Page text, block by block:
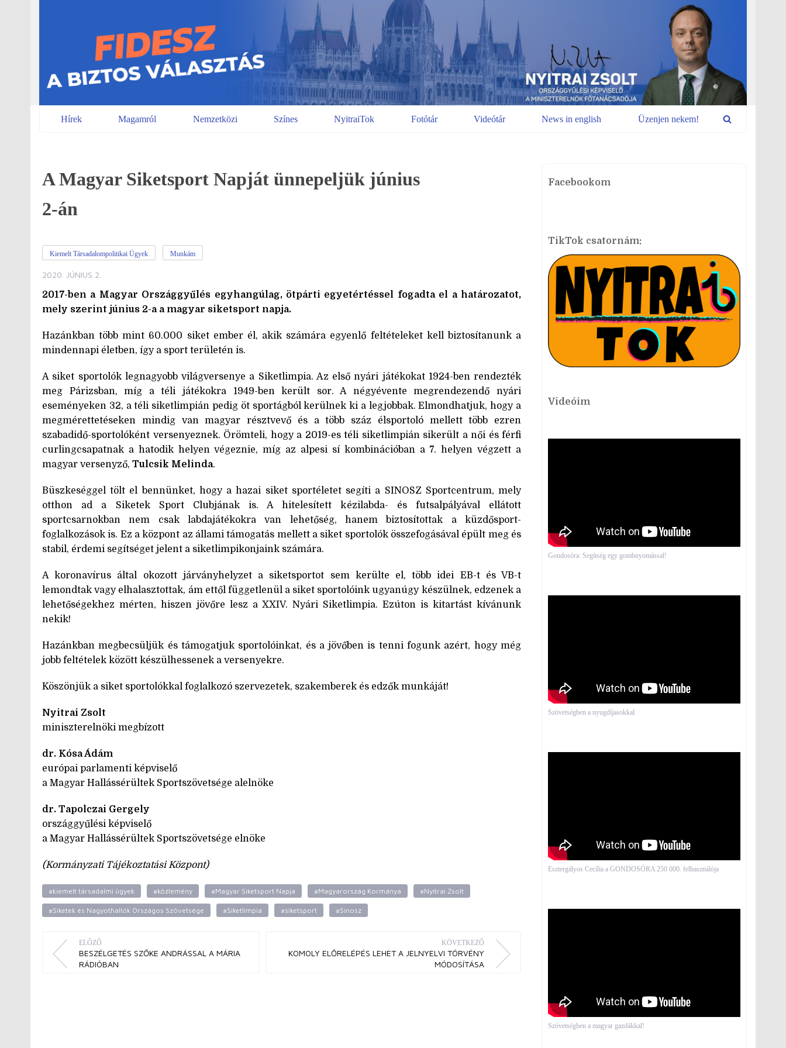
Hírek Magamról Nemzetközi Színes NyitraiTok Fotótár Videótár News in english Üzenjen nekem!
A Magyar Siketsport Napját ünnepeljük június
2-án
Kiemelt Társadalompolitikai Ügyek Munkám
2020. JÚNIUS 2.
2017-ben a Magyar Országgyűlés egyhangúlag, ötpárti egyetértéssel fogadta el a határozatot,
mely szerint június 2-a a magyar siketsport napja.
Hazánkban több mint 60.000 siket ember él, akik számára egyenlő feltételeket kell biztosítanunk a
mindennapi életben, így a sport területén is.
A siket sportolók legnagyobb világversenye a Siketlimpia. Az első nyári játékokat 1924-ben rendezték
meg Párizsban, míg a téli játékokra 1949-ben került sor. A négyévente megrendezendő nyári
eseményeken 32, a téli siketlimpián pedig öt sportágból kerülnek ki a legjobbak. Elmondhatjuk, hogy a
megmérettetéseken mindig van magyar résztvevő és a több száz élsportoló mellett több ezren
szabadidő-sportolóként versenyeznek. Örömteli, hogy a 2019-es téli siketlimpián sikerült a női és férfi
curlingcsapatnak a hatodik helyen végeznie, míg az alpesi sí kombinációban a 7. helyen végzett a
magyar versenyző, Tulcsik Melinda.
Büszkeséggel tölt el bennünket, hogy a hazai siket sportéletet segíti a SINOSZ Sportcentrum, mely
otthon ad a Siketek Sport Clubjának is. A hitelesített kézilabda- és futsalpályával ellátott
sportcsarnokban nem csak labdajátékokra van lehetőség, hanem biztosítottak a küzdősport-
foglalkozások is. Ez a központ az állami támogatás mellett a siket sportolók összefogásával épült meg és
stabil, érdemi segítséget jelent a siketlimpikonjaink számára.
A koronavírus által okozott járványhelyzet a siketsportot sem kerülte el, több idei EB-t és VB-t
lemondtak vagy elhalasztottak, ám ettől függetlenül a siket sportolóink ugyanúgy készülnek, edzenek a
lehetőségekhez mérten, hiszen jövőre lesz a XXIV. Nyári Siketlimpia. Ezúton is kitartást kívánunk
nekik!
Hazánkban megbecsüljük és támogatjuk sportolóinkat, és a jövőben is tenni fogunk azért, hogy még
jobb feltételek között készülhessenek a versenyekre.
Köszönjük a siket sportolókkal foglalkozó szervezetek, szakemberek és edzők munkáját!
Nyitrai Zsolt
miniszterelnöki megbízott
dr. Kósa Ádám
európai parlamenti képviselő
a Magyar Hallássérültek Sportszövetsége alelnöke
dr. Tapolczai Gergely
országgyűlési képviselő
a Magyar Hallássérültek Sportszövetsége elnöke
(Kormányzati Tájékoztatási Központ)
#kiemelt társadalmi ügyek #közlemény #Magyar Siketsport Napja #Magyarország Kormánya #Nyitrai Zsolt
#Siketek és Nagyothallók Országos Szövetsége #Siketlimpia #siketsport #Sinosz
ELŐZŐ
BESZÉLGETÉS SZŐKE ANDRÁSSAL A MÁRIA
RÁDIÓBAN
KÖVETKEZŐ
KOMOLY ELŐRELÉPÉS LEHET A JELNYELVI TÖRVÉNY
MÓDOSÍTÁSA
Facebookom
TikTok csatornám:
Videóim
Gondosóra: Segítség egy gombnyomással!
Szövetségben a nyugdíjasokkal
Esztergályos Cecília a GONDOSÓRA 250 000. felhasználója
Szövetségben a magyar gazdákkal!